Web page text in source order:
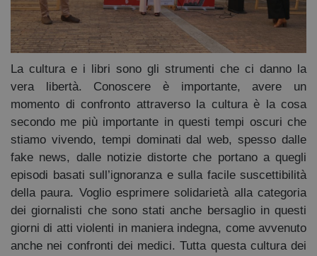
La cultura e i libri sono gli strumenti che ci danno la
vera libertà. Conoscere è importante, avere un
momento di confronto attraverso la cultura è la cosa
secondo me più importante in questi tempi oscuri che
stiamo vivendo, tempi dominati dal web, spesso dalle
fake news, dalle notizie distorte che portano a quegli
episodi basati sull’ignoranza e sulla facile suscettibilità
della paura. Voglio esprimere solidarietà alla categoria
dei giornalisti che sono stati anche bersaglio in questi
giorni di atti violenti in maniera indegna, come avvenuto
anche nei confronti dei medici. Tutta questa cultura dei